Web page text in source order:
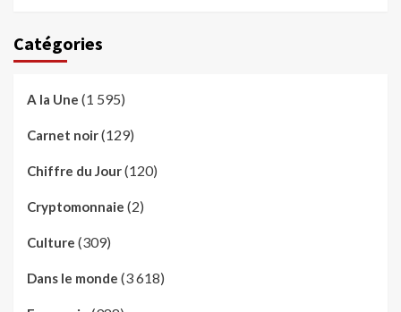
Catégories
A la Une (1 595)
Carnet noir(129)
Chiffre du Jour(120)
Cryptomonnaie (2)
Culture (309)
Dans le monde (3 618)